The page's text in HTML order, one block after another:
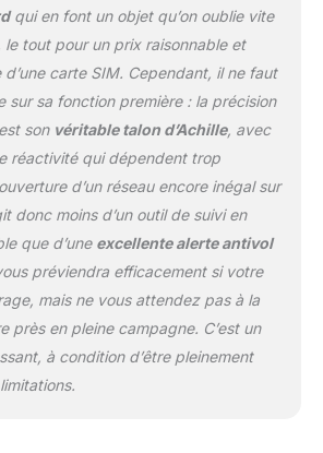
sécurité (domicile,
garage, entreprise…) et
soyez averti lors des
entrées ou sorties. Le
radar de proximité et le
dossier de suivi facilitent
la récupération du
véhicule en cas de vol.
JUSQU'À 6 MOIS
son réseau basse
consommation, le
Tracker GPS offre jusqu'à
6 mois d'autonomie sur
Recharge USB en environ
90 minutes. Compact,
qui en font un objet qu’on oublie vite
le tout pour un prix raisonnable et
carte SIM. Cependant, il ne faut
sur sa fonction première : la précision
son véritable talon d’Achille, avec
réactivité qui dépendent trop
d’un réseau encore inégal sur
donc moins d’un outil de suivi en
que d’une excellente alerte antivol
préviendra efficacement si votre
mais ne vous attendez pas à la
près en pleine campagne. C’est un
à condition d’être pleinement